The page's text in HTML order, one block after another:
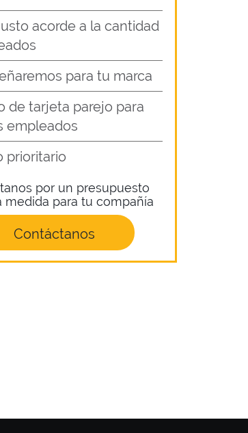
acorde a la cantidad
para tu marca
de tarjeta parejo para
empleados
prioritario
por un presupuesto
medida para tu compañía
Contáctanos